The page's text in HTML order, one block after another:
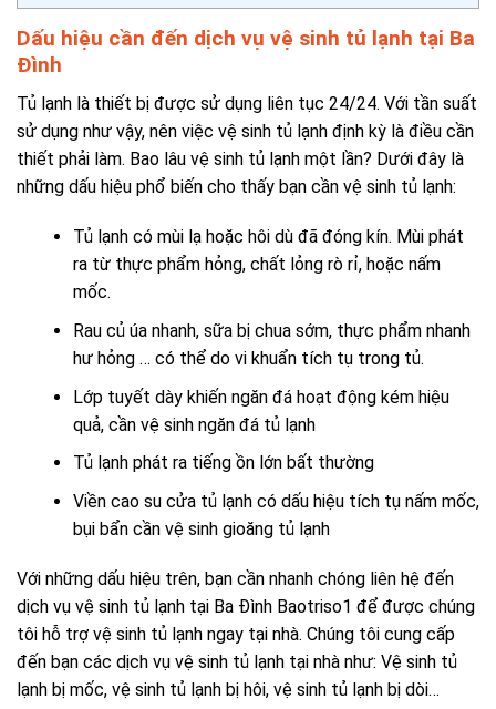
Dấu hiệu cần đến dịch vụ vệ sinh tủ lạnh tại Ba
Đình
Tủ lạnh là thiết bị được sử dụng liên tục 24/24. Với tần suất
sử dụng như vậy, nên việc vệ sinh tủ lạnh định kỳ là điều cần
thiết phải làm. Bao lâu vệ sinh tủ lạnh một lần? Dưới đây là
những dấu hiệu phổ biến cho thấy bạn cần vệ sinh tủ lạnh:
Tủ lạnh có mùi lạ hoặc hôi dù đã đóng kín. Mùi phát
ra từ thực phẩm hỏng, chất lỏng rò rỉ, hoặc nấm
mốc.
Rau củ úa nhanh, sữa bị chua sớm, thực phẩm nhanh
hư hỏng … có thể do vi khuẩn tích tụ trong tủ.
Lớp tuyết dày khiến ngăn đá hoạt động kém hiệu
quả, cần vệ sinh ngăn đá tủ lạnh
Tủ lạnh phát ra tiếng ồn lớn bất thường
Viền cao su cửa tủ lạnh có dấu hiệu tích tụ nấm mốc,
bụi bẩn cần vệ sinh gioăng tủ lạnh
Với những dấu hiệu trên, bạn cần nhanh chóng liên hệ đến
dịch vụ vệ sinh tủ lạnh tại Ba Đình Baotriso1 để được chúng
tôi hỗ trợ vệ sinh tủ lạnh ngay tại nhà. Chúng tôi cung cấp
đến bạn các dịch vụ vệ sinh tủ lạnh tại nhà như: Vệ sinh tủ
lạnh bị mốc, vệ sinh tủ lạnh bị hôi, vệ sinh tủ lạnh bị dòi…